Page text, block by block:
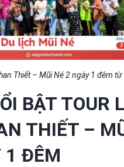
Thiết – Mũi Né 2 ngày 1 đêm từ
BẬT TOUR
THIẾT –
1 ĐÊM